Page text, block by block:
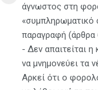
άγνωστος στη
«συμπληρωματικό
παραγραφή (άρθρα
- Δεν απαιτείται
να μνημονεύει τα
Αρκεί ότι ο